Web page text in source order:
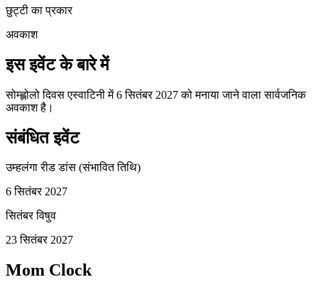
छुट्टी का प्रकार
अवकाश
इस इवेंट के बारे में
सोम्ह्लोलो दिवस एस्वाटिनी में 6 सितंबर 2027 को मनाया जाने वाला सार्वजनिक
अवकाश है।
संबंधित इवेंट
उम्हलंगा रीड डांस (संभावित तिथि)
6 सितंबर 2027
सितंबर विषुव
23 सितंबर 2027
Mom Clock